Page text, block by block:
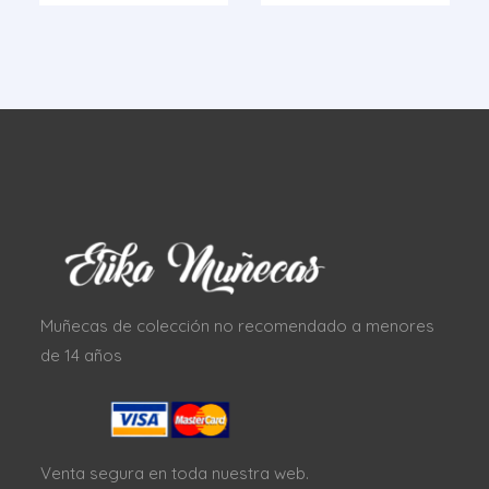
Muñecas de colección no recomendado a menores
de 14 años
Venta segura en toda nuestra web.